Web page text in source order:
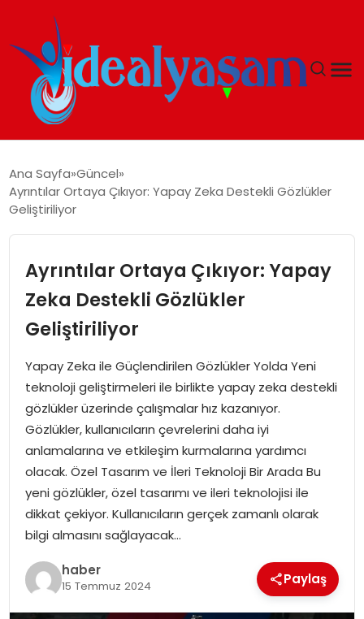
GÜNDEM
İDEAL YAŞAM
İDEAL SPOR
YAŞAM
MAGAZIN
SAĞLIK
SOSYAL HABER
Ana Sayfa Güncel
Ayrıntılar Ortaya Çıkıyor: Yapay Zeka Destekli Gözlükler
Geliştiriliyor
Ayrıntılar Ortaya Çıkıyor: Yapay
Zeka Destekli Gözlükler
Geliştiriliyor
Yapay Zeka ile Güçlendirilen Gözlükler Yolda Yeni
teknoloji geliştirmeleri ile birlikte yapay zeka destekli
gözlükler üzerinde çalışmalar hız kazanıyor.
Gözlükler, kullanıcıların çevrelerini daha iyi
anlamalarına ve etkileşim kurmalarına yardımcı
olacak. Özel Tasarım ve İleri Teknoloji Bir Arada Bu
yeni gözlükler, özel tasarımı ve ileri teknolojisi ile
dikkat çekiyor. Kullanıcıların gerçek zamanlı olarak
bilgi almasını sağlayacak…
haber
15 Temmuz 2024 Paylaş